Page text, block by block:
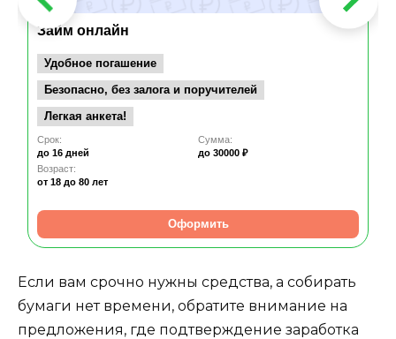
Займ онлайн
Удобное погашение
Безопасно, без залога и поручителей
Легкая анкета!
Срок:
до 16 дней
Сумма:
до 30000 ₽
Возраст:
от 18 до 80 лет
Оформить
Если вам срочно нужны средства, а собирать
бумаги нет времени, обратите внимание на
предложения, где подтверждение заработка